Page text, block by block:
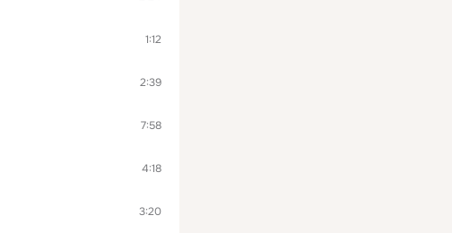
1:12
2:39
7:58
4:18
3:20